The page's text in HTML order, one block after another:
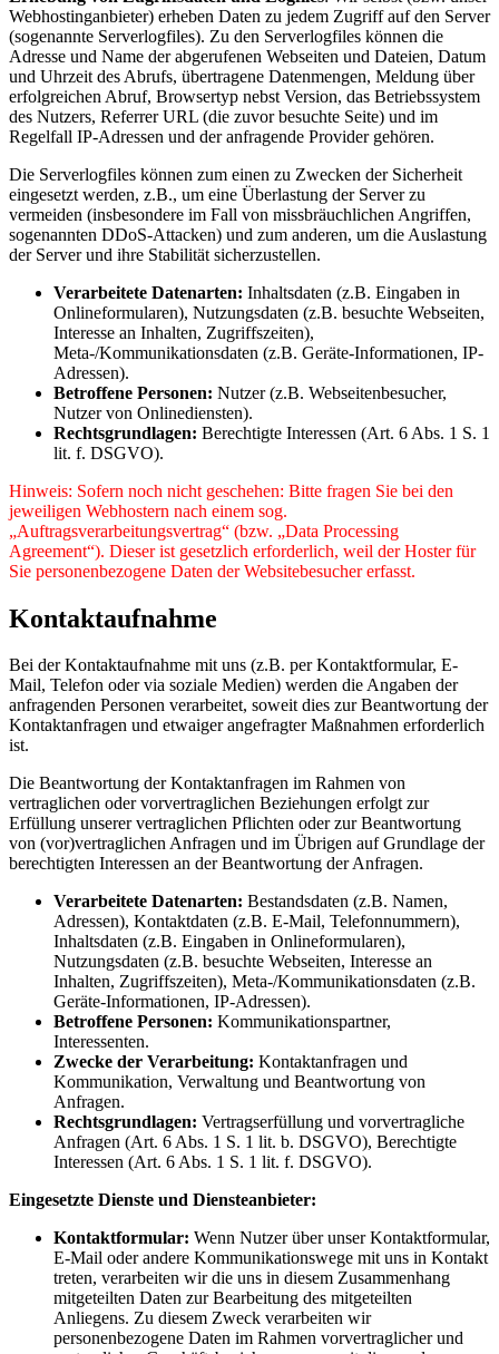
Webhostinganbieter) erheben Daten zu jedem Zugriff auf den Server
(sogenannte Serverlogfiles). Zu den Serverlogfiles können die
Adresse und Name der abgerufenen Webseiten und Dateien, Datum
und Uhrzeit des Abrufs, übertragene Datenmengen, Meldung über
erfolgreichen Abruf, Browsertyp nebst Version, das Betriebssystem
des Nutzers, Referrer URL (die zuvor besuchte Seite) und im
Regelfall IP-Adressen und der anfragende Provider gehören.
Die Serverlogfiles können zum einen zu Zwecken der Sicherheit
eingesetzt werden, z.B., um eine Überlastung der Server zu
vermeiden (insbesondere im Fall von missbräuchlichen Angriffen,
sogenannten DDoS-Attacken) und zum anderen, um die Auslastung
der Server und ihre Stabilität sicherzustellen.
Verarbeitete Datenarten: Inhaltsdaten (z.B. Eingaben in
Onlineformularen), Nutzungsdaten (z.B. besuchte Webseiten,
Interesse an Inhalten, Zugriffszeiten),
Meta-/Kommunikationsdaten (z.B. Geräte-Informationen, IP-
Adressen).
Betroffene Personen: Nutzer (z.B. Webseitenbesucher,
Nutzer von Onlinediensten).
Rechtsgrundlagen: Berechtigte Interessen (Art. 6 Abs. 1 S. 1
lit. f. DSGVO).
Hinweis: Sofern noch nicht geschehen: Bitte fragen Sie bei den
jeweiligen Webhostern nach einem sog.
„Auftragsverarbeitungsvertrag“ (bzw. „Data Processing
Agreement“). Dieser ist gesetzlich erforderlich, weil der Hoster für
Sie personenbezogene Daten der Websitebesucher erfasst.
Kontaktaufnahme
Bei der Kontaktaufnahme mit uns (z.B. per Kontaktformular, E-
Mail, Telefon oder via soziale Medien) werden die Angaben der
anfragenden Personen verarbeitet, soweit dies zur Beantwortung der
Kontaktanfragen und etwaiger angefragter Maßnahmen erforderlich
ist.
Die Beantwortung der Kontaktanfragen im Rahmen von
vertraglichen oder vorvertraglichen Beziehungen erfolgt zur
Erfüllung unserer vertraglichen Pflichten oder zur Beantwortung
von (vor)vertraglichen Anfragen und im Übrigen auf Grundlage der
berechtigten Interessen an der Beantwortung der Anfragen.
Verarbeitete Datenarten: Bestandsdaten (z.B. Namen,
Adressen), Kontaktdaten (z.B. E-Mail, Telefonnummern),
Inhaltsdaten (z.B. Eingaben in Onlineformularen),
Nutzungsdaten (z.B. besuchte Webseiten, Interesse an
Inhalten, Zugriffszeiten), Meta-/Kommunikationsdaten (z.B.
Geräte-Informationen, IP-Adressen).
Betroffene Personen: Kommunikationspartner,
Interessenten.
Zwecke der Verarbeitung: Kontaktanfragen und
Kommunikation, Verwaltung und Beantwortung von
Anfragen.
Rechtsgrundlagen: Vertragserfüllung und vorvertragliche
Anfragen (Art. 6 Abs. 1 S. 1 lit. b. DSGVO), Berechtigte
Interessen (Art. 6 Abs. 1 S. 1 lit. f. DSGVO).
Eingesetzte Dienste und Diensteanbieter:
Kontaktformular: Wenn Nutzer über unser Kontaktformular,
E-Mail oder andere Kommunikationswege mit uns in Kontakt
treten, verarbeiten wir die uns in diesem Zusammenhang
mitgeteilten Daten zur Bearbeitung des mitgeteilten
Anliegens. Zu diesem Zweck verarbeiten wir
personenbezogene Daten im Rahmen vorvertraglicher und